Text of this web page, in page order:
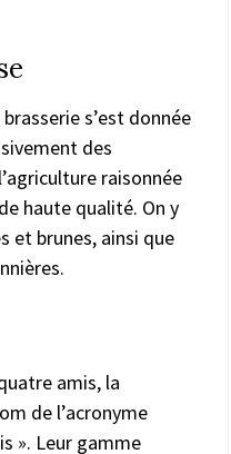
s’est donnée
des
raisonnée
haute qualité. On y
et brunes, ainsi que
amis, la
de l’acronyme
». Leur gamme